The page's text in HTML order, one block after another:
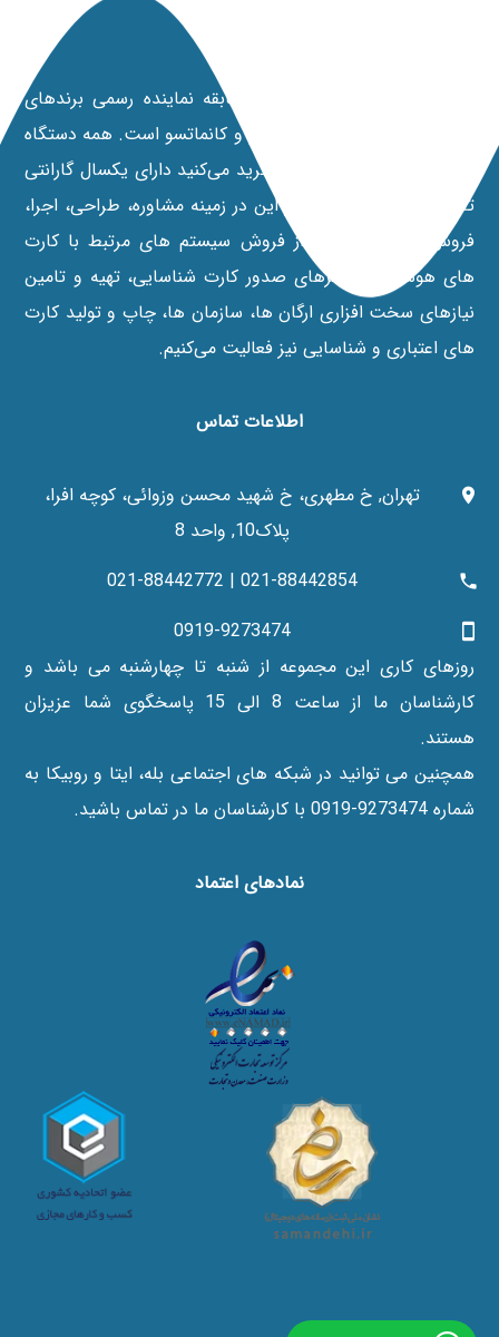
شرکت مانی کارت با 20 سال سابقه نماینده رسمی برندهای
پرینترهای داسکام، نیسکا، فارگو و کانماتسو است. همه دستگاه‌
هایی که از نمایندگی رسمی خرید می‌کنید دارای یکسال گارانتی
تعویض می‌باشند. علاوه بر این در زمينه مشاوره، طراحی، اجرا،
فروش و خدمات پس از فروش سیستم های مرتبط با کارت
های هوشمند، پرينترهای صدور کارت شناسایی، تهیه و تامین
نیازهای سخت افزاری ارگان ها، سازمان ها، چاپ و تولید کارت
های اعتباری و شناسایی نیز فعالیت می‌کنیم.
اطلاعات تماس
تهران, خ مطهری، خ شهید محسن وزوائی، کوچه افرا،
پلاک10, واحد 8
021-88442854 | 021-88442772
0919-9273474
روزهای کاری این مجموعه از شنبه تا چهارشنبه می باشد و
کارشناسان ما از ساعت 8 الی 15 پاسخگوی شما عزیزان
هستند.
همچنین می توانید در شبکه های اجتماعی بله، ایتا و روبیکا به
شماره 9273474-0919 با کارشناسان ما در تماس باشید.
نماد‌های اعتماد